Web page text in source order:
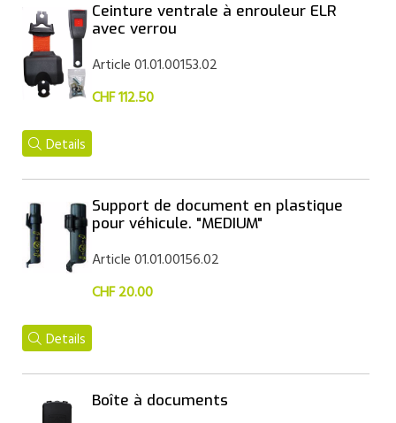
Ceinture ventrale à enrouleur ELR
avec verrou
Article 01.01.00153.02
CHF 112.50
Details
Support de document en plastique
pour véhicule. "MEDIUM"
Article 01.01.00156.02
CHF 20.00
Details
Boîte à documents